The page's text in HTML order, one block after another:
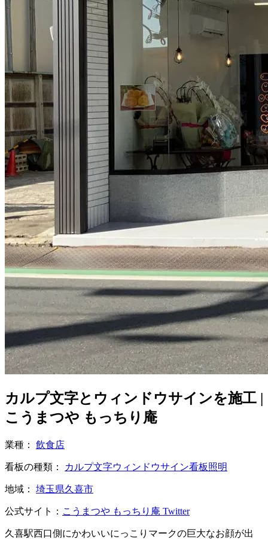
カルプ文字とウィンドウサインを施工 |
こうまつや もっちり庵
業種： 飲食店
看板の種類： カルプ文字ウィンドウサイン看板照明
地域： 埼玉県久喜市
公式サイト： こうまつや もっちり庵 Twitter
久喜駅西口側にかわいいにっこりマークの巨大なお顔が出